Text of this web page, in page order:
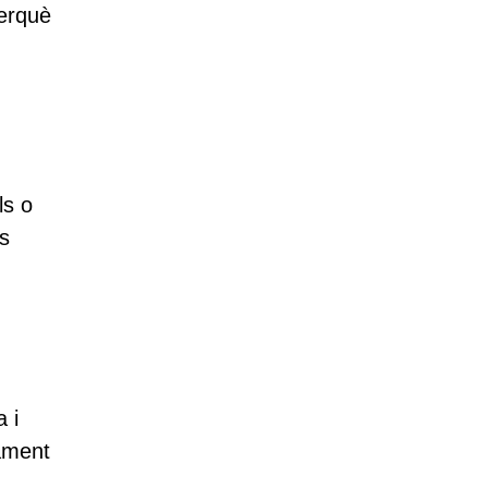
o
i